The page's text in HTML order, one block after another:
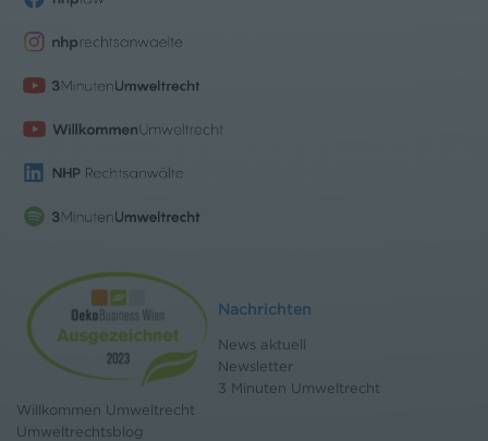
Nachrichten
News aktuell
Newsletter
3 Minuten Umweltrecht
Willkommen Umweltrecht
Umweltrechtsblog